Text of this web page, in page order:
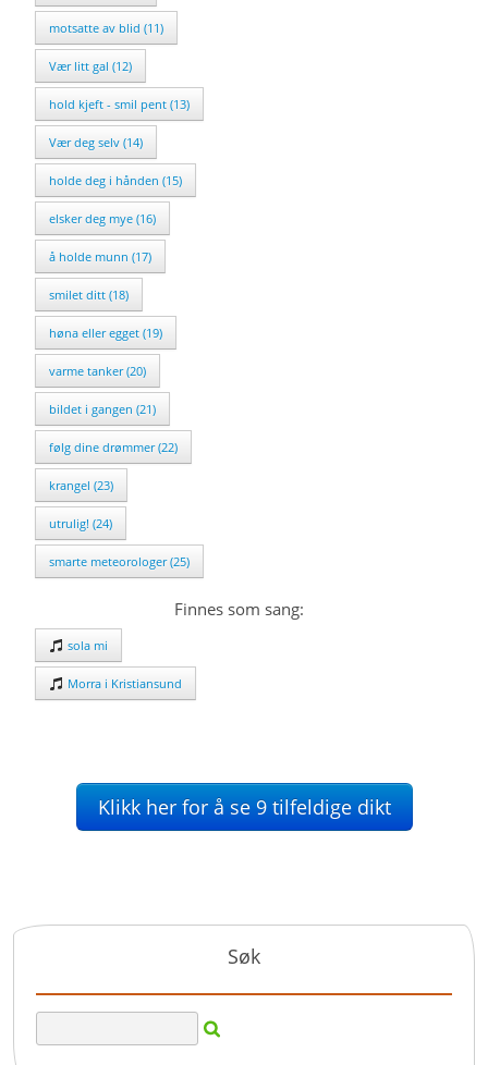
motsatte av blid (11)
Vær litt gal (12)
hold kjeft - smil pent (13)
Vær deg selv (14)
holde deg i hånden (15)
elsker deg mye (16)
å holde munn (17)
smilet ditt (18)
høna eller egget (19)
varme tanker (20)
bildet i gangen (21)
følg dine drømmer (22)
krangel (23)
utrulig! (24)
smarte meteorologer (25)
Finnes som sang:
sola mi
Morra i Kristiansund
Klikk her for å se 9 tilfeldige dikt
Søk